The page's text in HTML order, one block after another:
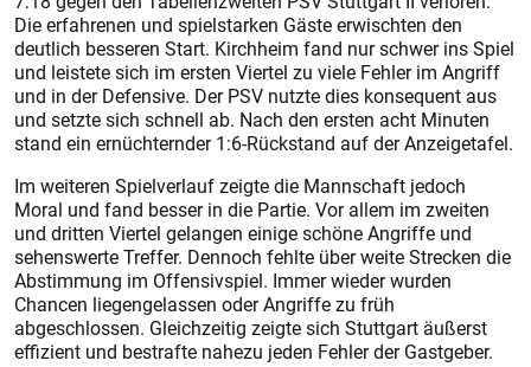
Die erfahrenen und spielstarken Gäste erwischten den
deutlich besseren Start. Kirchheim fand nur schwer ins Spiel
und leistete sich im ersten Viertel zu viele Fehler im Angriff
und in der Defensive. Der PSV nutzte dies konsequent aus
und setzte sich schnell ab. Nach den ersten acht Minuten
stand ein ernüchternder 1:6-Rückstand auf der Anzeigetafel.
Im weiteren Spielverlauf zeigte die Mannschaft jedoch
Moral und fand besser in die Partie. Vor allem im zweiten
und dritten Viertel gelangen einige schöne Angriffe und
sehenswerte Treffer. Dennoch fehlte über weite Strecken die
Abstimmung im Offensivspiel. Immer wieder wurden
Chancen liegengelassen oder Angriffe zu früh
abgeschlossen. Gleichzeitig zeigte sich Stuttgart äußerst
effizient und bestrafte nahezu jeden Fehler der Gastgeber.